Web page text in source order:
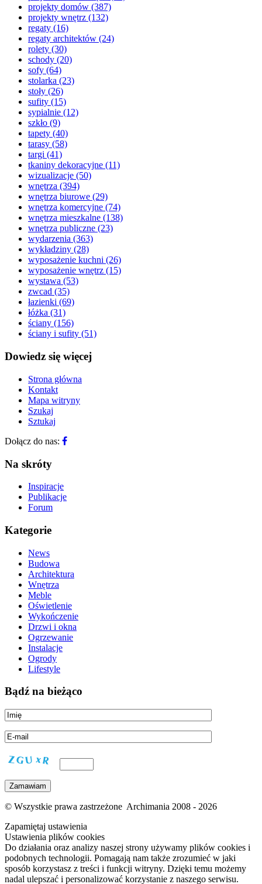
projekty domów (387)
projekty wnętrz (132)
regaty (16)
regaty architektów (24)
rolety (30)
schody (20)
sofy (64)
stolarka (23)
stoły (26)
sufity (15)
sypialnie (12)
szkło (9)
tapety (40)
tarasy (58)
targi (41)
tkaniny dekoracyjne (11)
wizualizacje (50)
wnętrza (394)
wnętrza biurowe (29)
wnętrza komercyjne (74)
wnętrza mieszkalne (138)
wnętrza publiczne (23)
wydarzenia (363)
wykładziny (28)
wyposażenie kuchni (26)
wyposażenie wnętrz (15)
wystawa (53)
zwcad (35)
łazienki (69)
łóżka (31)
ściany (156)
ściany i sufity (51)
Dowiedz się więcej
Strona główna
Kontakt
Mapa witryny
Szukaj
Sztukaj
Dołącz do nas:
Na skróty
Inspiracje
Publikacje
Forum
Kategorie
News
Budowa
Architektura
Wnętrza
Meble
Oświetlenie
Wykończenie
Drzwi i okna
Ogrzewanie
Instalacje
Ogrody
Lifestyle
Bądź na bieżąco
© Wszystkie prawa zastrzeżone Archimania 2008 - 2026
Zapamiętaj ustawienia
Ustawienia plików cookies
Do działania oraz analizy naszej strony używamy plików cookies i
podobnych technologii. Pomagają nam także zrozumieć w jaki
sposób korzystasz z treści i funkcji witryny. Dzięki temu możemy
nadal ulepszać i personalizować korzystanie z naszego serwisu.